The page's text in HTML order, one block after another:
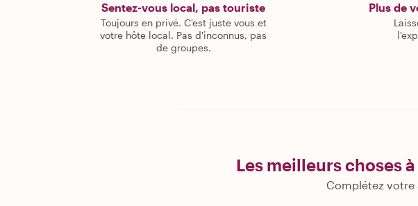
Sentez-vous local, pas touriste
Toujours en privé. C'est juste vous et
votre hôte local. Pas d'inconnus, pas
de groupes.
Plus de
Les meilleurs choses
Complétez votre